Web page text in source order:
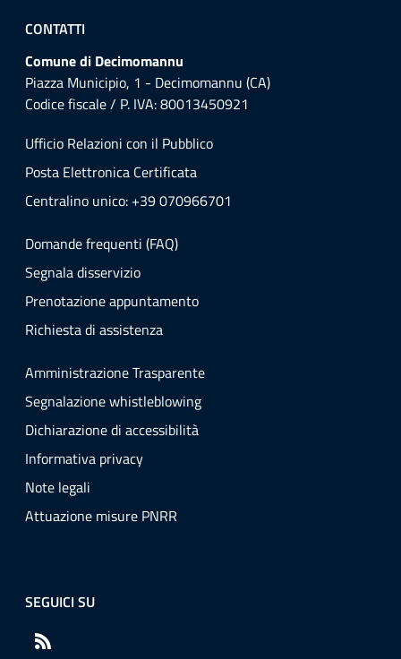
CONTATTI
Comune di Decimomannu
Piazza Municipio, 1 - Decimomannu (CA)
Codice fiscale / P. IVA: 80013450921
Ufficio Relazioni con il Pubblico
Posta Elettronica Certificata
Centralino unico: +39 070966701
Domande frequenti (FAQ)
Segnala disservizio
Prenotazione appuntamento
Richiesta di assistenza
Amministrazione Trasparente
Segnalazione whistleblowing
Dichiarazione di accessibilità
Informativa privacy
Note legali
Attuazione misure PNRR
SEGUICI SU